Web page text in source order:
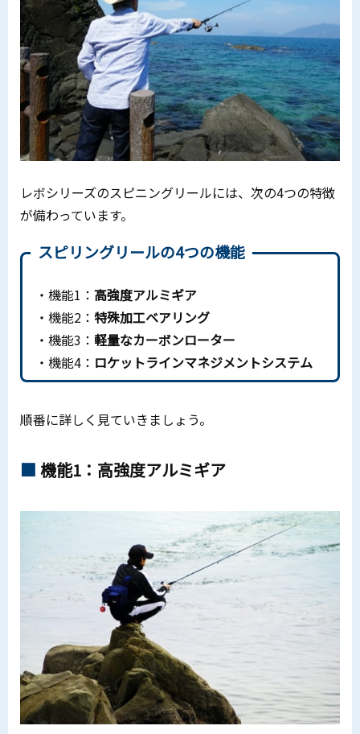
レボシリーズのスピニングリールには、次の4つの特徴
が備わっています。
スピリングリールの4つの機能
・機能1： 高強度アルミギア
・機能2： 特殊加工ベアリング
・機能3： 軽量なカーボンローター
・機能4： ロケットラインマネジメントシステム
順番に詳しく見ていきましょう。
機能1：高強度アルミギア